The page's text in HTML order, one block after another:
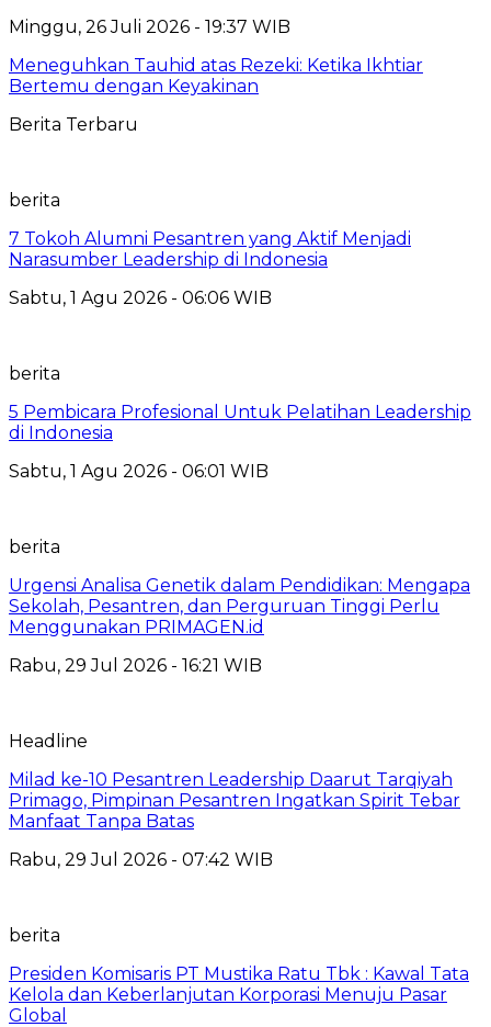
Minggu, 26 Juli 2026 - 19:37 WIB
Meneguhkan Tauhid atas Rezeki: Ketika Ikhtiar
Bertemu dengan Keyakinan
Berita Terbaru
berita
7 Tokoh Alumni Pesantren yang Aktif Menjadi
Narasumber Leadership di Indonesia
Sabtu, 1 Agu 2026 - 06:06 WIB
berita
5 Pembicara Profesional Untuk Pelatihan Leadership
di Indonesia
Sabtu, 1 Agu 2026 - 06:01 WIB
berita
Urgensi Analisa Genetik dalam Pendidikan: Mengapa
Sekolah, Pesantren, dan Perguruan Tinggi Perlu
Menggunakan PRIMAGEN.id
Rabu, 29 Jul 2026 - 16:21 WIB
Headline
Milad ke-10 Pesantren Leadership Daarut Tarqiyah
Primago, Pimpinan Pesantren Ingatkan Spirit Tebar
Manfaat Tanpa Batas
Rabu, 29 Jul 2026 - 07:42 WIB
berita
Presiden Komisaris PT Mustika Ratu Tbk : Kawal Tata
Kelola dan Keberlanjutan Korporasi Menuju Pasar
Global